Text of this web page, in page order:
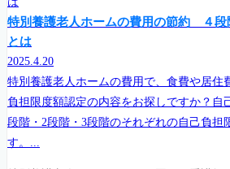
特別養護老人ホームの費用の節約 ４段
とは
2025.4.20
特別養護老人ホームの費用で、食費や居住
負担限度額認定の内容をお探しですか？自
段階・2段階・3段階のそれぞれの自己負担
す。...